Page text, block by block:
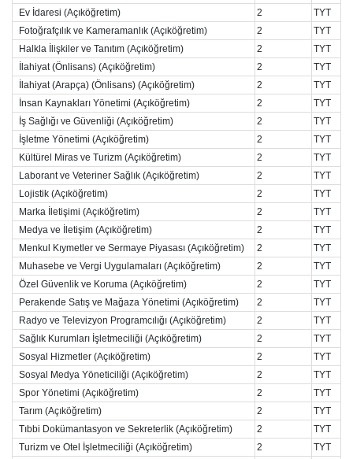
Ev İdaresi (Açıköğretim) 2
TYT
Fotoğrafçılık ve Kameramanlık (Açıköğretim)
2
TYT
Halkla İlişkiler ve Tanıtım (Açıköğretim)
2
TYT
İlahiyat (Önlisans) (Açıköğretim)
2
TYT
İlahiyat (Arapça) (Önlisans) (Açıköğretim)
2
TYT
İnsan Kaynakları Yönetimi (Açıköğretim)
2
TYT
İş Sağlığı ve Güvenliği (Açıköğretim)
2
TYT
İşletme Yönetimi (Açıköğretim)
2
TYT
Kültürel Miras ve Turizm (Açıköğretim)
2
TYT
Laborant ve Veteriner Sağlık (Açıköğretim)
2
TYT
Lojistik (Açıköğretim)
2
TYT
Marka İletişimi (Açıköğretim)
2
TYT
Medya ve İletişim (Açıköğretim)
2
TYT
Menkul Kıymetler ve Sermaye Piyasası (Açıköğretim)
2
TYT
Muhasebe ve Vergi Uygulamaları (Açıköğretim)
2
TYT
Özel Güvenlik ve Koruma (Açıköğretim)
2
TYT
Perakende Satış ve Mağaza Yönetimi (Açıköğretim)
2
TYT
Radyo ve Televizyon Programcılığı (Açıköğretim)
2
TYT
Sağlık Kurumları İşletmeciliği (Açıköğretim)
2
TYT
Sosyal Hizmetler (Açıköğretim)
2
TYT
Sosyal Medya Yöneticiliği (Açıköğretim)
2
TYT
Spor Yönetimi (Açıköğretim)
2
TYT
Tarım (Açıköğretim)
2
TYT
Tıbbi Dokümantasyon ve Sekreterlik (Açıköğretim)
2
TYT
Turizm ve Otel İşletmeciliği (Açıköğretim)
2
TYT